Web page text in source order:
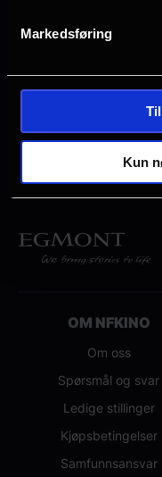
Markedsføring
Kun
OM NFKINO
Om oss
Spørsmål og svar
Ledige stillinger
Kjøpsbetingelser
Samfunnsansvar